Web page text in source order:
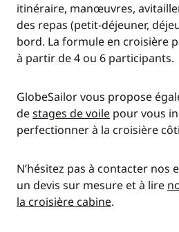
itinéraire, manœuvres,
des repas (petit-déjeuner,
bord. La formule en croisière
à partir de 4 ou 6 participants.
GlobeSailor vous propose
destages de voile pour vous
perfectionner à la croisière
N’hésitez pas à contacter nos
un devis sur mesure et à lire
la croisière cabine.